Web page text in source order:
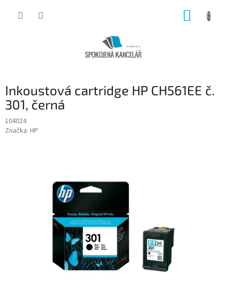
Inkoustová cartridge HP CH561EE č.
301, černá
104024
Značka: HP